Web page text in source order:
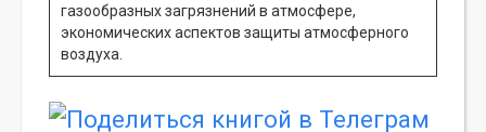
газообразных загрязнений в атмосфере,
экономических аспектов защиты атмосферного
воздуха.